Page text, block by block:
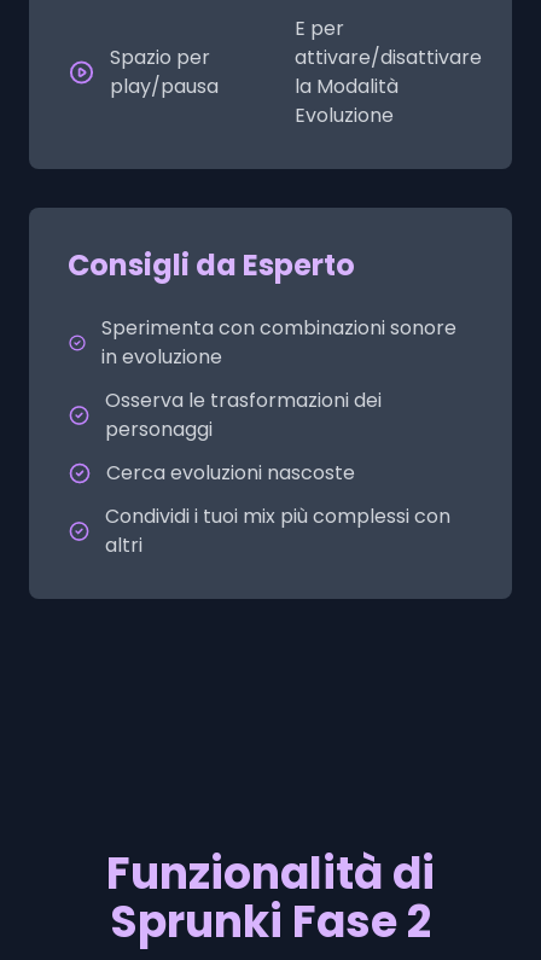
Spazio per
play/pausa
E per
attivare/disattivare
la Modalità
Evoluzione
Consigli da Esperto
Sperimenta con combinazioni sonore
in evoluzione
Osserva le trasformazioni dei
personaggi
Cerca evoluzioni nascoste
Condividi i tuoi mix più complessi con
altri
Funzionalità di
Sprunki Fase 2